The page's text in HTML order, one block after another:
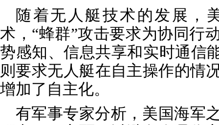
随着无人艇技术的发展，
术，“蜂群”攻击要求为协同行
势感知、信息共享和实时通信
则要求无人艇在自主操作的情
增加了自主化。
有军事专家分析，美国海军